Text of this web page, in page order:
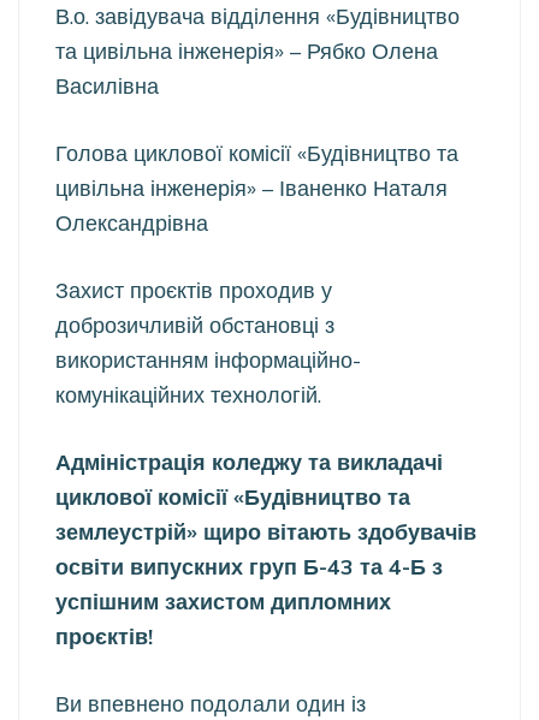
В.о. завідувача відділення «Будівництво
та цивільна інженерія» – Рябко Олена
Василівна
Голова циклової комісії «Будівництво та
цивільна інженерія» – Іваненко Наталя
Олександрівна
Захист проєктів проходив у
доброзичливій обстановці з
використанням інформаційно-
комунікаційних технологій.
Адміністрація коледжу та викладачі
циклової комісії «Будівництво та
землеустрій» щиро вітають здобувачів
освіти випускних груп Б-43 та 4-Б з
успішним захистом дипломних
проєктів!
Ви впевнено подолали один із